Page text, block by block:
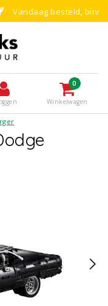
binnen enkele dagen
0
Winkelwagen